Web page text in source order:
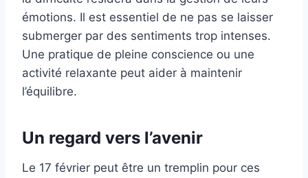
émotions. Il est essentiel de ne pas se laisser
submerger par des sentiments trop intenses.
Une pratique de pleine conscience ou une
activité relaxante peut aider à maintenir
l’équilibre.
Un regard vers l’avenir
Le 17 février peut être un tremplin pour ces